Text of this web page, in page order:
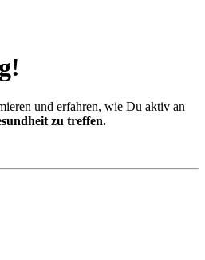
und erfahren, wie Du aktiv an
zu treffen.